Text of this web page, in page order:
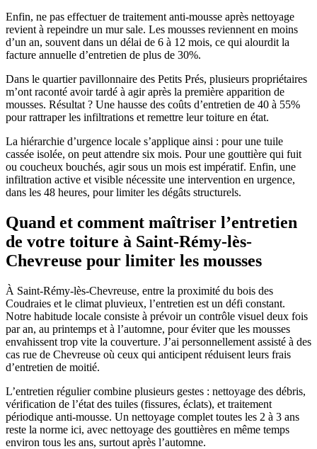
Enfin, ne pas effectuer de traitement anti-mousse après nettoyage
revient à repeindre un mur sale. Les mousses reviennent en moins
d’un an, souvent dans un délai de 6 à 12 mois, ce qui alourdit la
facture annuelle d’entretien de plus de 30%.
Dans le quartier pavillonnaire des Petits Prés, plusieurs propriétaires
m’ont raconté avoir tardé à agir après la première apparition de
mousses. Résultat ? Une hausse des coûts d’entretien de 40 à 55%
pour rattraper les infiltrations et remettre leur toiture en état.
La hiérarchie d’urgence locale s’applique ainsi : pour une tuile
cassée isolée, on peut attendre six mois. Pour une gouttière qui fuit
ou coucheux bouchés, agir sous un mois est impératif. Enfin, une
infiltration active et visible nécessite une intervention en urgence,
dans les 48 heures, pour limiter les dégâts structurels.
Quand et comment maîtriser l’entretien
de votre toiture à Saint-Rémy-lès-
Chevreuse pour limiter les mousses
À Saint-Rémy-lès-Chevreuse, entre la proximité du bois des
Coudraies et le climat pluvieux, l’entretien est un défi constant.
Notre habitude locale consiste à prévoir un contrôle visuel deux fois
par an, au printemps et à l’automne, pour éviter que les mousses
envahissent trop vite la couverture. J’ai personnellement assisté à des
cas rue de Chevreuse où ceux qui anticipent réduisent leurs frais
d’entretien de moitié.
L’entretien régulier combine plusieurs gestes : nettoyage des débris,
vérification de l’état des tuiles (fissures, éclats), et traitement
périodique anti-mousse. Un nettoyage complet toutes les 2 à 3 ans
reste la norme ici, avec nettoyage des gouttières en même temps
environ tous les ans, surtout après l’automne.